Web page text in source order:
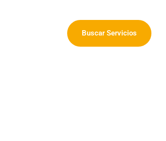
Buscar Servicios